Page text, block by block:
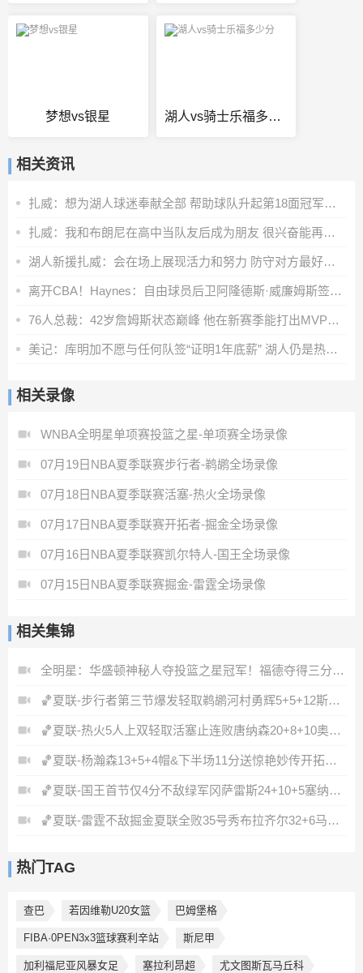
梦想vs银星 湖人vs骑士乐福多少分
相关资讯
扎威：想为湖人球迷奉献全部 帮助球队升起第18面冠军旗帜
扎威：我和布朗尼在高中当队友后成为朋友 很兴奋能再次并肩作战
湖人新援扎威：会在场上展现活力和努力 防守对方最好的球员
离开CBA！Haynes：自由球员后卫阿隆德斯·威廉姆斯签约奇才
76人总裁：42岁詹姆斯状态巅峰 他在新赛季能打出MVP级别的表现
美记：库明加不愿与任何队签“证明1年底薪” 湖人仍是热门下家
相关录像
WNBA全明星单项赛投篮之星-单项赛全场录像
07月19日NBA夏季联赛步行者-鹈鹕全场录像
07月18日NBA夏季联赛活塞-热火全场录像
07月17日NBA夏季联赛开拓者-掘金全场录像
07月16日NBA夏季联赛凯尔特人-国王全场录像
07月15日NBA夏季联赛掘金-雷霆全场录像
相关集锦
全明星：华盛顿神秘人夺投篮之星冠军！福德夺得三分大赛冠军！
🏀夏联-步行者第三节爆发轻取鹈鹕河村勇辉5+5+12斯劳森22分
🏀夏联-热火5人上双轻取活塞止连败唐纳森20+8+10奥科里27分
🏀夏联-杨瀚森13+5+4帽&下半场11分送惊艳妙传开拓者力克掘金
🏀夏联-国王首节仅4分不敌绿军冈萨雷斯24+10+5塞纳克10+12
🏀夏联-雷霆不敌掘金夏联全败35号秀布拉齐尔32+6马拉14+7+6
热门TAG
查巴 若因维勒U20女篮 巴姆堡格
FIBA·0PEN3x3篮球赛利辛站 斯尼甲
加利福尼亚风暴女足 塞拉利昂超 尤文图斯瓦马丘科